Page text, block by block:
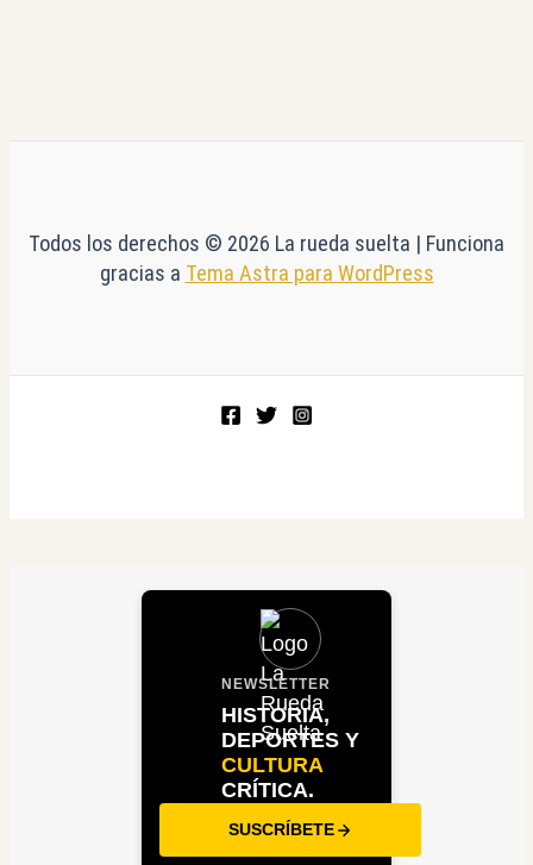
Todos los derechos © 2026 La rueda suelta | Funciona
gracias a Tema Astra para WordPress
NEWSLETTER
HISTORIA,
DEPORTES Y
CULTURA
CRÍTICA.
SUSCRÍBETE